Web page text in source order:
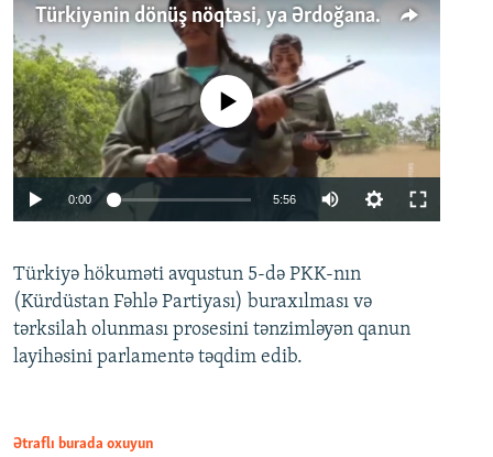
Türkiyənin dönüş nöqtəsi, ya Ərdoğana üçüncü şans: PKK ilə qəfil barışıq nə deməkdir?
Auto 240p 360p 480p
720p 1080p
No media source currently available
0:00 5:56
360p
480p
Türkiyə hökuməti avqustun 5-də PKK-nın
(Kürdüstan Fəhlə Partiyası) buraxılması və
tərksilah olunması prosesini tənzimləyən qanun
layihəsini parlamentə təqdim edib.
Ətraflı burada oxuyun